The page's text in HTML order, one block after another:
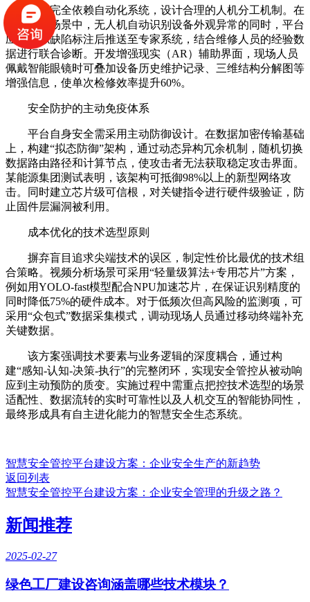
避免完全依赖自动化系统，设计合理的人机分工机制。在
电力巡检场景中，无人机自动识别设备外观异常的同时，平台
应将疑似缺陷标注后推送至专家系统，结合维修人员的经验数
据进行联合诊断。开发增强现实（AR）辅助界面，现场人员
佩戴智能眼镜时可叠加设备历史维护记录、三维结构分解图等
增强信息，使单次检修效率提升60%。
安全防护的主动免疫体系
平台自身安全需采用主动防御设计。在数据加密传输基础
上，构建“拟态防御”架构，通过动态异构冗余机制，随机切换
数据路由路径和计算节点，使攻击者无法获取稳定攻击界面。
某能源集团测试表明，该架构可抵御98%以上的新型网络攻
击。同时建立芯片级可信根，对关键指令进行硬件级验证，防
止固件层漏洞被利用。
成本优化的技术选型原则
摒弃盲目追求尖端技术的误区，制定性价比最优的技术组
合策略。视频分析场景可采用“轻量级算法+专用芯片”方案，
例如用YOLO-fast模型配合NPU加速芯片，在保证识别精度的
同时降低75%的硬件成本。对于低频次但高风险的监测项，可
采用“众包式”数据采集模式，调动现场人员通过移动终端补充
关键数据。
该方案强调技术要素与业务逻辑的深度耦合，通过构
建“感知-认知-决策-执行”的完整闭环，实现安全管控从被动响
应到主动预防的质变。实施过程中需重点把控技术选型的场景
适配性、数据流转的实时可靠性以及人机交互的智能协同性，
最终形成具有自主进化能力的智慧安全生态系统。
智慧安全管控平台建设方案：企业安全生产的新趋势
返回列表
智慧安全管控平台建设方案：企业安全管理的升级之路？
新闻推荐
2025-02-27
绿色工厂建设咨询涵盖哪些技术模块？